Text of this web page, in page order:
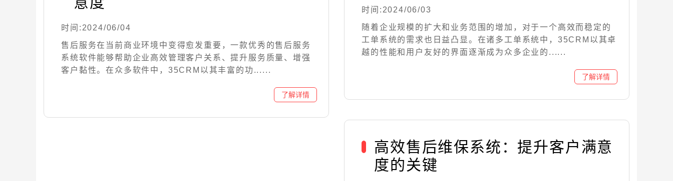
时间:2024/06/04
售后服务在当前商业环境中变得愈发重要，一款优秀的售后服务
系统软件能够帮助企业高效管理客户关系、提升服务质量、增强
客户黏性。在众多软件中，35CRM以其丰富的功......
时间:2024/06/03
随着企业规模的扩大和业务范围的增加，对于一个高效而稳定的
工单系统的需求也日益凸显。在诸多工单系统中，35CRM以其卓
越的性能和用户友好的界面逐渐成为众多企业的......
高效售后维保系统：提升客户满意
度的关键